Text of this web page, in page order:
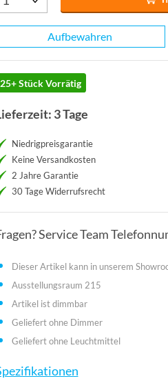
Aufbewahren
25+ Stück Vorrätig
3 Tage
Niedrigpreisgarantie
Keine Versandkosten
2 Jahre Garantie
30 Tage Widerrufsrecht
Service Team
Dieser Artikel kann in unserem
Ausstellungsraum 215
Artikel ist dimmbar
Geliefert ohne Dimmer
Geliefert ohne Leuchtmittel